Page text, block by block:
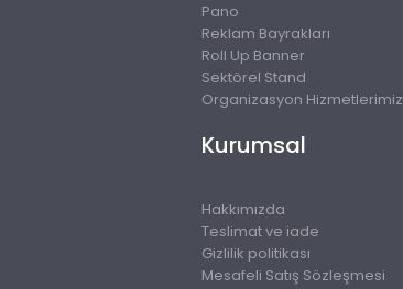
Pano
Reklam Bayrakları
Roll Up Banner
Sektörel Stand
Organizasyon Hizmetlerimiz
Kurumsal
Hakkımızda
Teslimat ve iade
Gizlilik politikası
Mesafeli Satış Sözleşmesi